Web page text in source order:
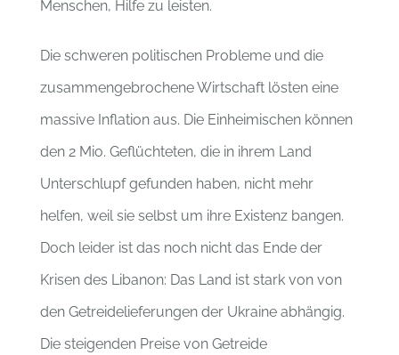
Menschen, Hilfe zu leisten.
Die schweren politischen Probleme und die
zusammengebrochene Wirtschaft lösten eine
massive Inflation aus. Die Einheimischen können
den 2 Mio. Geflüchteten, die in ihrem Land
Unterschlupf gefunden haben, nicht mehr
helfen, weil sie selbst um ihre Existenz bangen.
Doch leider ist das noch nicht das Ende der
Krisen des Libanon: Das Land ist stark von von
den Getreidelieferungen der Ukraine abhängig.
Die steigenden Preise von Getreide